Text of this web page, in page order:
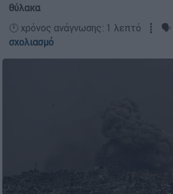
θύλακα
🕛 χρόνος ανάγνωσης: 1 λεπτό ┋ 🗣️
σχολιασμό